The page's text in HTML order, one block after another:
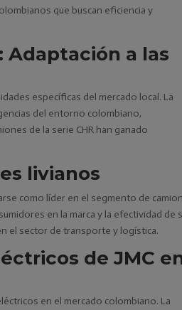
que buscan eficiencia y
a las
específicas del mercado local. La
del entorno colombiano,
de la serie CHR han ganado
livianos
como líder en el segmento de
en la marca y la efectividad de
el sector de transporte y logística.
de JMC
en el mercado colombiano. La